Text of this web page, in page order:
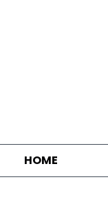
HOME